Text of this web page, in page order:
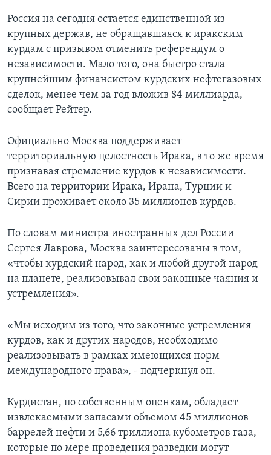
Россия на сегодня остается единственной из
крупных держав, не обращавшаяся к иракским
курдам с призывом отменить референдум о
независимости. Мало того, она быстро стала
крупнейшим финансистом курдских нефтегазовых
сделок, менее чем за год вложив $4 миллиарда,
сообщает Рейтер.
Официально Москва поддерживает
территориальную целостность Ирака, в то же время
признавая стремление курдов к независимости.
Всего на территории Ирака, Ирана, Турции и
Сирии проживает около 35 миллионов курдов.
По словам министра иностранных дел России
Сергея Лаврова, Москва заинтересованы в том,
«чтобы курдский народ, как и любой другой народ
на планете, реализовывал свои законные чаяния и
устремления».
«Мы исходим из того, что законные устремления
курдов, как и других народов, необходимо
реализовывать в рамках имеющихся норм
международного права», - подчеркнул он.
Курдистан, по собственным оценкам, обладает
извлекаемыми запасами объемом 45 миллионов
баррелей нефти и 5,66 триллиона кубометров газа,
которые по мере проведения разведки могут